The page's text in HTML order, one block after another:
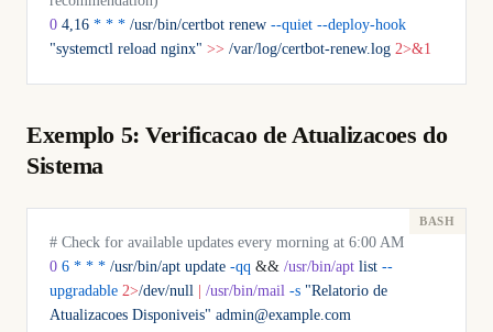
0 4,16 * * * /usr/bin/certbot renew --quiet --deploy-hook
"systemctl reload nginx" >> /var/log/certbot-renew.log 2>&1
Exemplo 5: Verificacao de Atualizacoes do
Sistema
# Check for available updates every morning at 6:00 AM
0 6 * * * /usr/bin/apt update -qq && /usr/bin/apt list --
upgradable 2>/dev/null /usr/bin/mail -s "Relatorio de
Atualizacoes Disponiveis" admin@example.com